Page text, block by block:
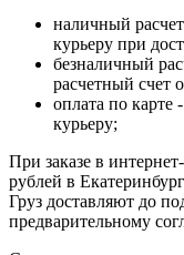
наличный
курьеру при
безналичный
расчетный счет
оплата по карте
курьеру;
При заказе в
рублей в
Груз доставляют до
предварительному